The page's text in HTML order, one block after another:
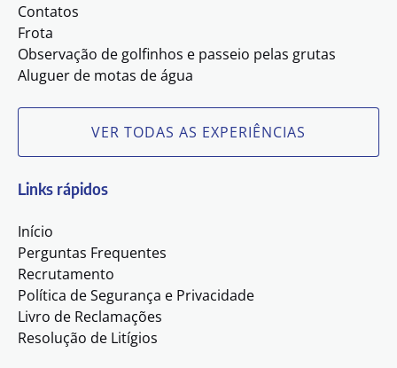
Contatos
Frota
Observação de golfinhos e passeio pelas grutas
Aluguer de motas de água
VER TODAS AS EXPERIÊNCIAS
Links rápidos
Início
Perguntas Frequentes
Recrutamento
Política de Segurança e Privacidade
Livro de Reclamações
Resolução de Litígios